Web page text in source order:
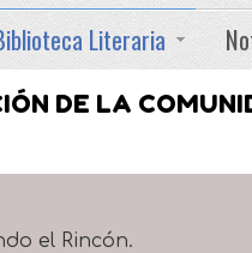
Literaria
DE LA
el Rincón.